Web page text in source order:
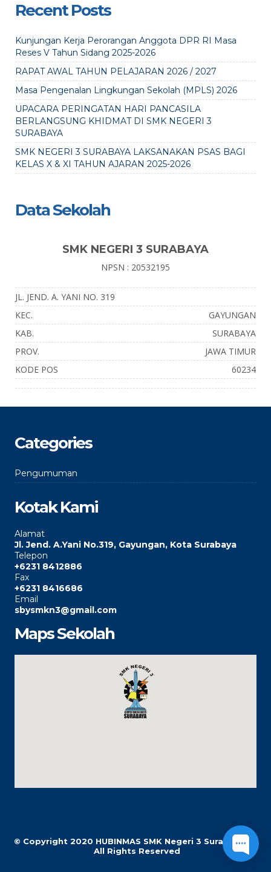
Recent Posts
Kunjungan Kerja Perorangan Anggota DPR RI Masa
Reses V Tahun Sidang 2025-2026
RAPAT AWAL TAHUN PELAJARAN 2026 / 2027
Masa Pengenalan Lingkungan Sekolah (MPLS) 2026
UPACARA PERINGATAN HARI PANCASILA
BERLANGSUNG KHIDMAT DI SMK NEGERI 3
SURABAYA
SMK NEGERI 3 SURABAYA LAKSANAKAN PSAS BAGI
KELAS X & XI TAHUN AJARAN 2025-2026
Data Sekolah
SMK NEGERI 3 SURABAYA
NPSN : 20532195
JL. JEND. A. YANI NO. 319
KEC.
GAYUNGAN
KAB.
SURABAYA
PROV.
JAWA TIMUR
KODE POS
60234
Categories
Pengumuman
Kotak Kami
Alamat
Jl. Jend. A.Yani No.319, Gayungan, Kota Surabaya
Telepon
+6231 8412886
Fax
+6231 8416686
Email
sbysmkn3@gmail.com
Maps Sekolah
© Copyright 2020 HUBINMAS SMK Negeri 3 Surabaya |
All Rights Reserved